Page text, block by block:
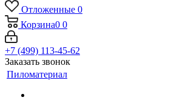
Отложенные 0
Корзина0 0
+7 (499) 113-45-62
Заказать звонок
Пиломатериал